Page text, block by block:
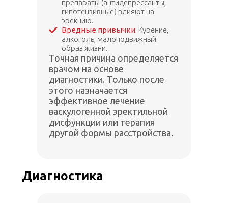
препараты (антидепрессанты,
гипотензивные) влияют на
эрекцию.
Вредные привычки. Курение,
алкоголь, малоподвижный
образ жизни.
Точная причина определяется
врачом на основе
диагностики. Только после
этого назначается
эффективное лечение
васкулогенной эректильной
дисфункции или терапия
другой формы расстройства.
Диагностика